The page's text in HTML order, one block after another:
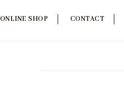
ONLINE SHOP CONTACT